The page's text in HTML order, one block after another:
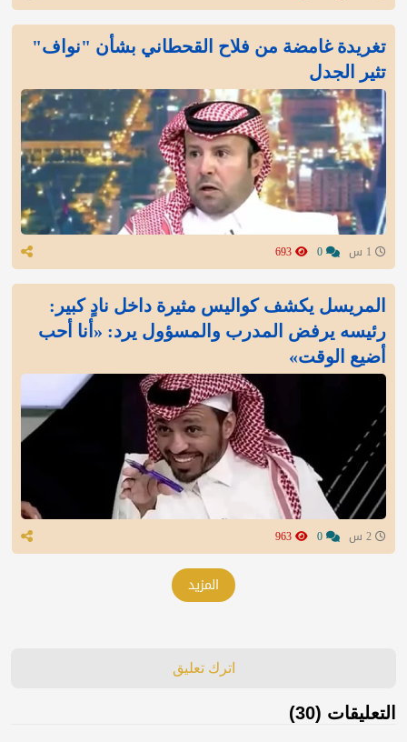
تغريدة غامضة من فلاح القحطاني بشأن "نواف"
تثير الجدل
المريسل يكشف كواليس مثيرة داخل نادٍ كبير:
رئيسه يرفض المدرب والمسؤول يرد: «أنا أحب
أضيع الوقت»
المزيد
اترك تعليق
التعليقات (30)